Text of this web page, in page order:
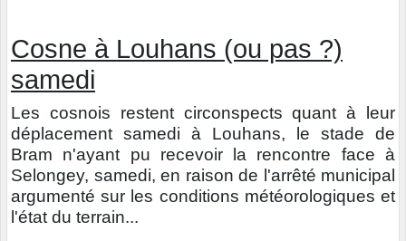
Cosne à Louhans (ou pas ?)
samedi
Les cosnois restent circonspects quant à leur
déplacement samedi à Louhans, le stade de
Bram n'ayant pu recevoir la rencontre face à
Selongey, samedi, en raison de l'arrêté municipal
argumenté sur les conditions météorologiques et
l'état du terrain...